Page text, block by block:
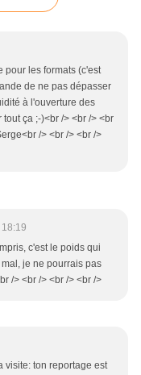
pour les formats (c'est
de ne pas dépasser
à l'ouverture des
ça ;-)<br /> <br /> <br
/> <br /> <br />
c'est le poids qui
je ne pourrais pas
/> <br /> <br /> <br />
visite: ton reportage est